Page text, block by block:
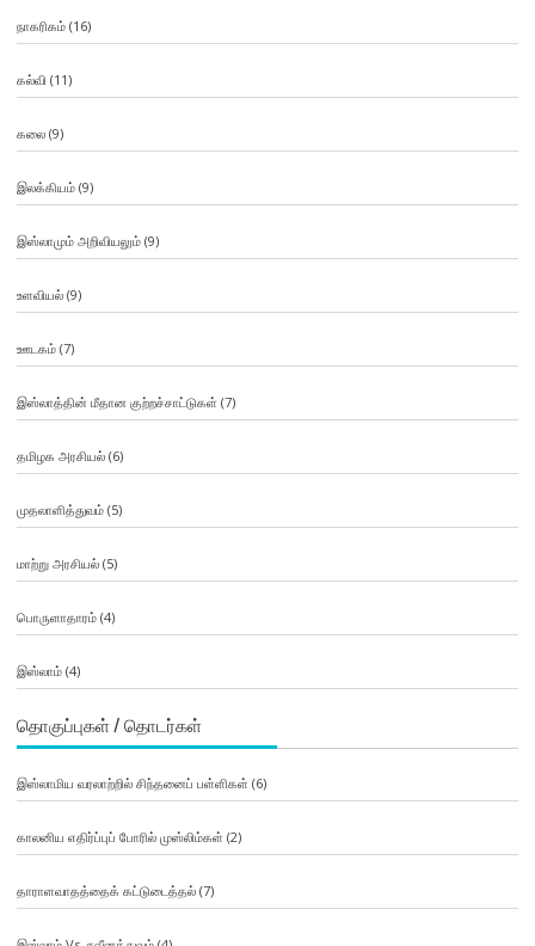
நாகரிகம்(16)
கல்வி (11)
கலை(9)
இலக்கியம்(9)
இஸ்லாமும் அறிவியலும்(9)
உளவியல்(9)
ஊடகம்(7)
இஸ்லாத்தின் மீதான குற்றச்சாட்டுகள் (7)
தமிழக அரசியல்(6)
முதலாளித்துவம்(5)
மாற்று அரசியல்(5)
பொருளாதாரம்(4)
இஸ்லாம்(4)
தொகுப்புகள் / தொடர்கள்
இஸ்லாமிய வரலாற்றில் சிந்தனைப் பள்ளிகள் (6)
காலனிய எதிர்ப்புப் போரில் முஸ்லிம்கள் (2)
தாராளவாதத்தைக் கட்டுடைத்தல்(7)